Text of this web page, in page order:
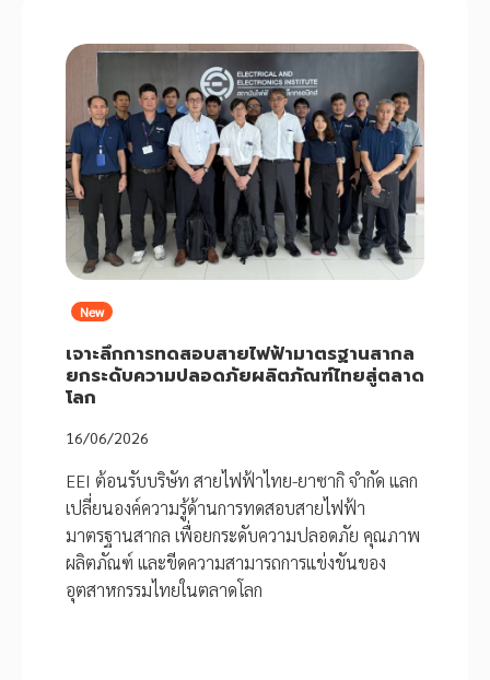
New
เจาะลึกการทดสอบสายไฟฟ้ามาตรฐานสากล
ยกระดับความปลอดภัยผลิตภัณฑ์ไทยสู่ตลาด
โลก
16/06/2026
EEI ต้อนรับบริษัท สายไฟฟ้าไทย-ยาซากิ จำกัด แลก
เปลี่ยนองค์ความรู้ด้านการทดสอบสายไฟฟ้า
มาตรฐานสากล เพื่อยกระดับความปลอดภัย คุณภาพ
ผลิตภัณฑ์ และขีดความสามารถการแข่งขันของ
อุตสาหกรรมไทยในตลาดโลก